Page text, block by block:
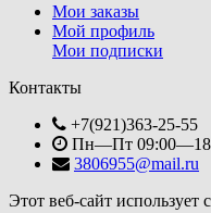
Мои заказы
Мой профиль
Мои подписки
Контакты
+7(921)363-25-55
Пн—Пт
3806955@mail.ru
Этот веб-сайт использует